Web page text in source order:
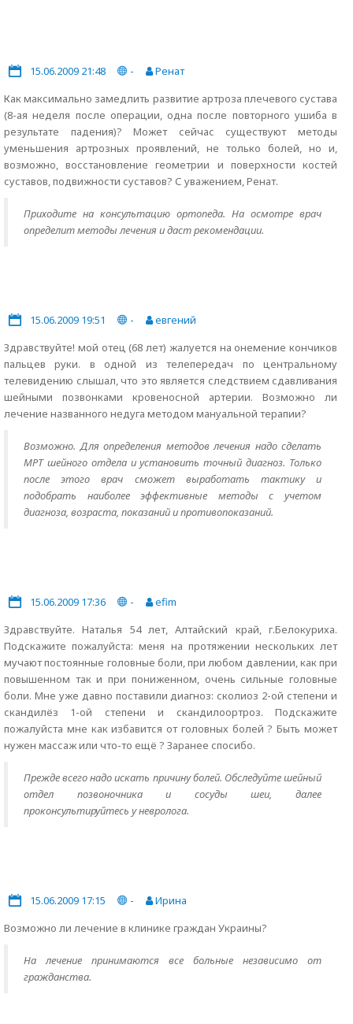
15.06.2009 21:48 -
Ренат
Как максимально замедлить развитие артроза плечевого сустава
(8-ая неделя после операции, одна после повторного ушиба в
результате падения)? Может сейчас существуют методы
уменьшения артрозных проявлений, не только болей, но и,
возможно, восстановление геометрии и поверхности костей
суставов, подвижности суставов? С уважением, Ренат.
Приходите на консультацию ортопеда. На осмотре врач
определит методы лечения и даст рекомендации.
15.06.2009 19:51 -
евгений
Здравствуйте! мой отец (68 лет) жалуется на онемение кончиков
пальцев руки. в одной из телепередач по центральному
телевидению слышал, что это является следствием сдавливания
шейными позвонками кровеносной артерии. Возможно ли
лечение названного недуга методом мануальной терапии?
Возможно. Для определения методов лечения надо сделать
МРТ шейного отдела и установить точный диагноз. Только
после этого врач сможет выработать тактику и
подобрать наиболее эффективные методы с учетом
диагноза, возраста, показаний и противопоказаний.
15.06.2009 17:36 -
efim
Здравствуйте. Наталья 54 лет, Алтайский край, г.Белокуриха.
Подскажите пожалуйста: меня на протяжении нескольких лет
мучают постоянные головные боли, при любом давлении, как при
повышенном так и при пониженном, очень сильные головные
боли. Мне уже давно поставили диагноз: сколиоз 2-ой степени и
скандилёз 1-ой степени и скандилоортроз. Подскажите
пожалуйста мне как избавится от головных болей ? Быть может
нужен массаж или что-то ещё ? Заранее спосибо.
Прежде всего надо искать причину болей. Обследуйте шейный
отдел позвоночника и сосуды шеи, далее
проконсультируйтесь у невролога.
15.06.2009 17:15 -
Ирина
Возможно ли лечение в клинике граждан Украины?
На лечение принимаются все больные независимо от
гражданства.